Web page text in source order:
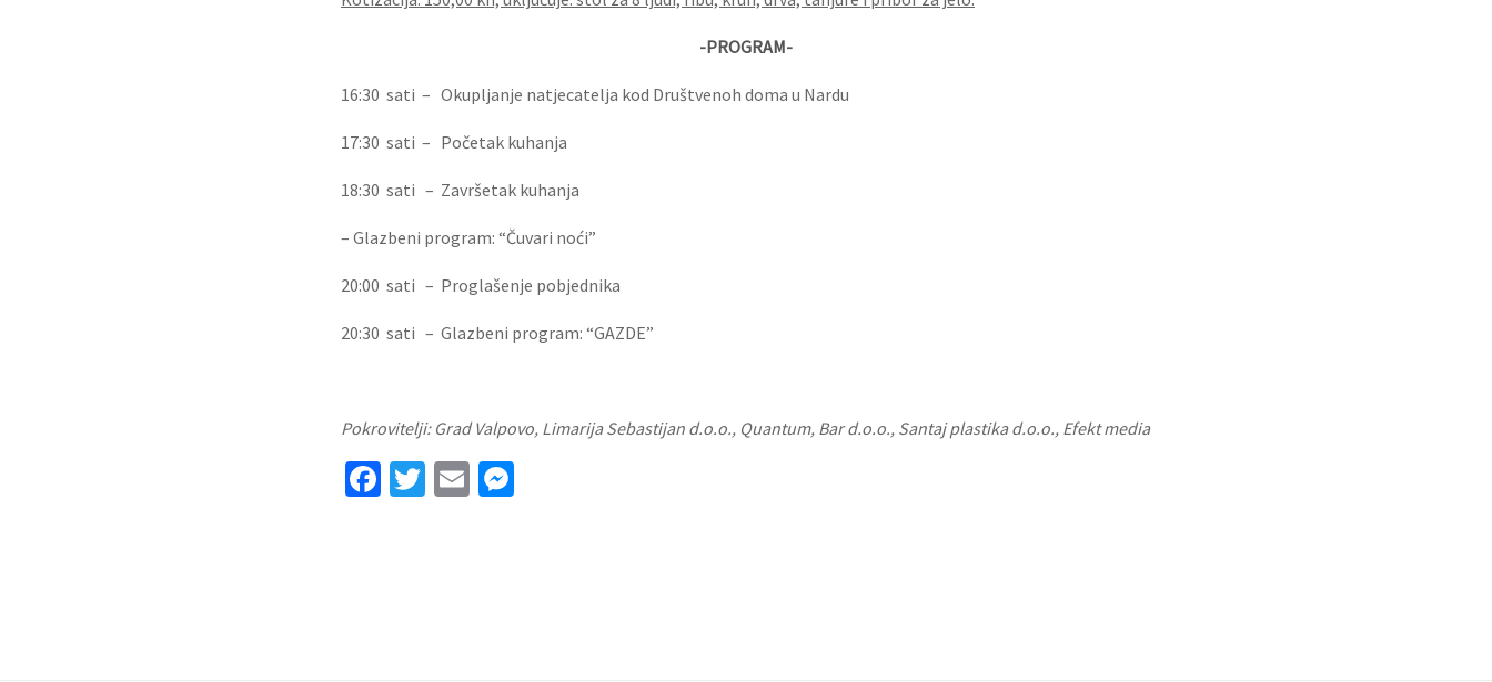
-PROGRAM-
16:30 sati – Okupljanje natjecatelja kod Društvenoh doma u Nardu
17:30 sati – Početak kuhanja
18:30 sati – Završetak kuhanja
– Glazbeni program: “Čuvari noći”
20:00 sati – Proglašenje pobjednika
20:30 sati – Glazbeni program: “GAZDE”
Pokrovitelji: Grad Valpovo, Limarija Sebastijan d.o.o., Quantum, Bar d.o.o., Santaj plastika d.o.o., Efekt media
Facebook
Twitter
Email